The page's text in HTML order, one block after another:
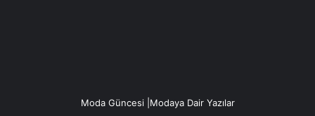
Moda Güncesi |Modaya Dair Yazılar